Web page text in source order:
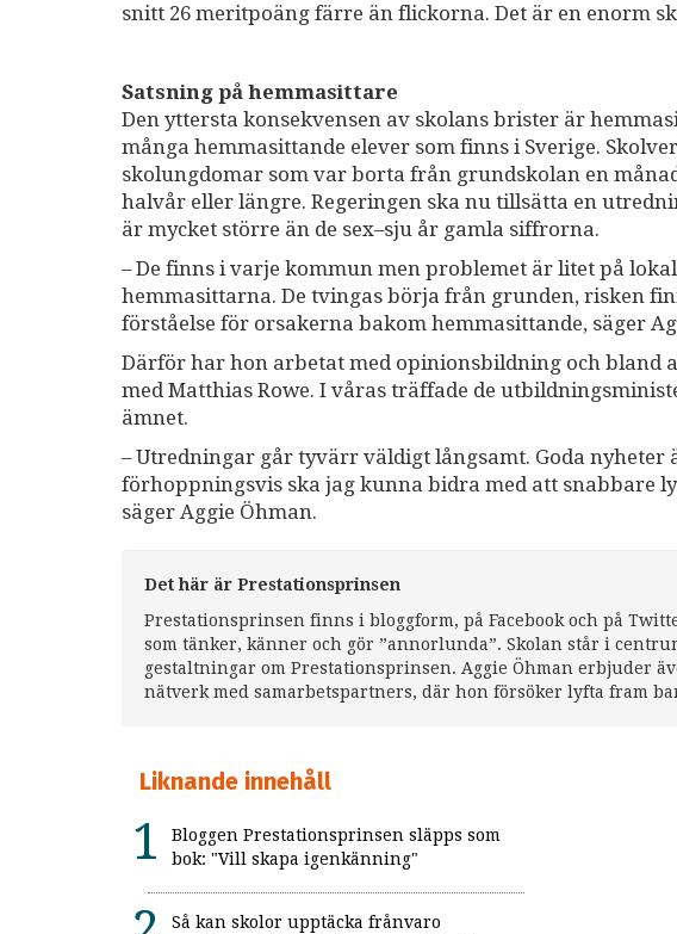
snitt 26 meritpoäng färre än flickorna. Det är en enorm
Satsning på hemmasittare
Den yttersta konsekvensen av skolans brister är
många hemmasittande elever som finns i Sverige.
skolungdomar som var borta från grundskolan en
halvår eller längre. Regeringen ska nu tillsätta en
är mycket större än de sex–sju år gamla siffrorna.
– De finns i varje kommun men problemet är litet på
hemmasittarna. De tvingas börja från grunden, risken
förståelse för orsakerna bakom hemmasittande, säger
Därför har hon arbetat med opinionsbildning och bland
med Matthias Rowe. I våras träffade de
ämnet.
– Utredningar går tyvärr väldigt långsamt. Goda
förhoppningsvis ska jag kunna bidra med att snabbare
säger Aggie Öhman.
Det här är Prestationsprinsen
Prestationsprinsen finns i bloggform, på Facebook och på
som tänker, känner och gör ”annorlunda”. Skolan står i
gestaltningar om Prestationsprinsen. Aggie Öhman erbjuder
nätverk med samarbetspartners, där hon försöker lyfta fram
Liknande innehåll
Bloggen Prestationsprinsen släpps som
bok: "Vill skapa igenkänning"
Så kan skolor upptäcka frånvaro